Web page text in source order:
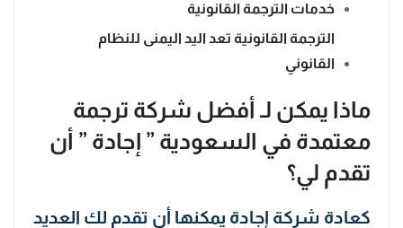
خدمات الترجمة القانونية
الترجمة القانونية تعد اليد اليمنى للنظام
القانوني
ماذا يمكن لـ أفضل شركة ترجمة
معتمدة في السعودية ” إجادة ” أن
تقدم لي؟
كعادة شركة إجادة يمكنها أن تقدم لك العديد